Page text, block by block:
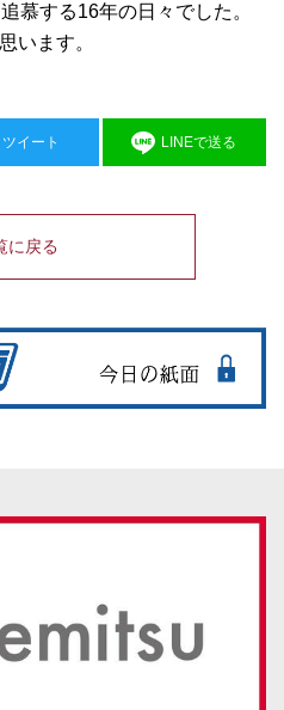
慕する16年の日々でした。
います。
ツイート LINEで送る
に戻る